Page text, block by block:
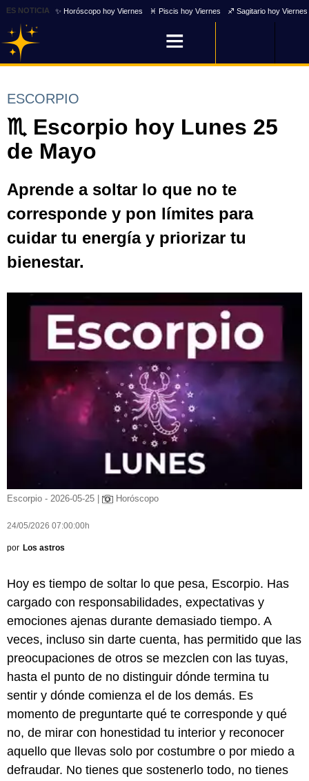
ES NOTICIA ✨ Horóscopo hoy Viernes ♓ Piscis hoy Viernes ♐ Sagitario hoy Viernes
ESCORPIO
♏ Escorpio hoy Lunes 25
de Mayo
Aprende a soltar lo que no te
corresponde y pon límites para
cuidar tu energía y priorizar tu
bienestar.
Escorpio - 2026-05-25 | Horóscopo
24/05/2026 07:00:00h
por Los astros
Hoy es tiempo de soltar lo que pesa, Escorpio. Has
cargado con responsabilidades, expectativas y
emociones ajenas durante demasiado tiempo. A
veces, incluso sin darte cuenta, has permitido que las
preocupaciones de otros se mezclen con las tuyas,
hasta el punto de no distinguir dónde termina tu
sentir y dónde comienza el de los demás. Es
momento de preguntarte qué te corresponde y qué
no, de mirar con honestidad tu interior y reconocer
aquello que llevas solo por costumbre o por miedo a
defraudar. No tienes que sostenerlo todo, no tienes